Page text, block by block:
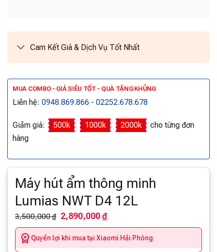
Cam Kết Giá & Dịch Vụ Tốt Nhất
MUA COMBO - GIÁ SIÊU TỐT - QUÀ TẶNG KHỦNG
Liên hệ: 0948.869.866 - 02252.678.678
Giảm giá: 500k 1000k 2000k
cho từng đơn
hàng
Máy hút ẩm thông minh
Lumias NWT D4 12L
3,500,000 ₫ 2,890,000 ₫
Quyền lợi khi mua tại Xiaomi Hải Phòng